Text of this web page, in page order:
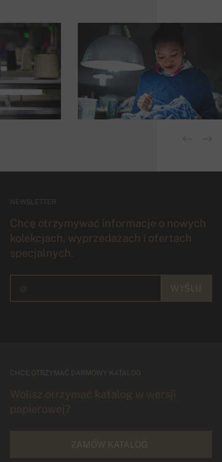
NEWSLETTER
Chcę otrzymywać informacje o nowych
kolekcjach, wyprzedażach i ofertach
specjalnych.
CHCĘ OTRZYMAĆ DARMOWY KATALOG